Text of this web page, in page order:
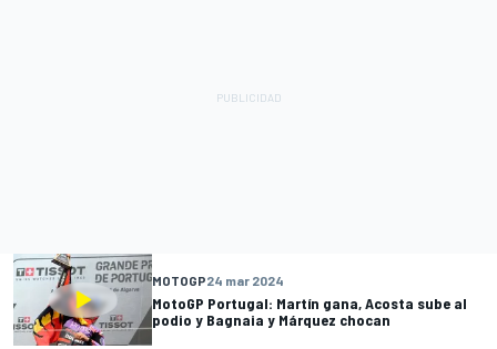
MOTOGP24 mar 2024
MotoGP Portugal: Martín gana, Acosta sube al
podio y Bagnaia y Márquez chocan